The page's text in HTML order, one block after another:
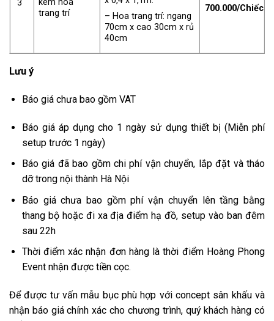
3
kèm hoa
trang trí
– Hoa trang trí: ngang
70cm x cao 30cm x rủ
40cm
700.000/Chiếc
Lưu ý
Báo giá chưa bao gồm VAT
Báo giá áp dụng cho 1 ngày sử dụng thiết bị (Miễn phí
setup trước 1 ngày)
Báo giá đã bao gồm chi phí vận chuyển, lắp đặt và tháo
dỡ trong nội thành Hà Nội
Báo giá chưa bao gồm phí vận chuyển lên tầng bằng
thang bộ hoặc đi xa địa điểm hạ đồ, setup vào ban đêm
sau 22h
Thời điểm xác nhận đơn hàng là thời điểm Hoàng Phong
Event nhận được tiền cọc.
Để được tư vấn mẫu bục phù hợp với concept sân khấu và
nhận báo giá chính xác cho chương trình, quý khách hàng có